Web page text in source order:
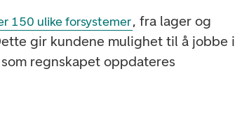
150 ulike forsystemer, fra lager og
gir kundene mulighet til å jobbe i
regnskapet oppdateres